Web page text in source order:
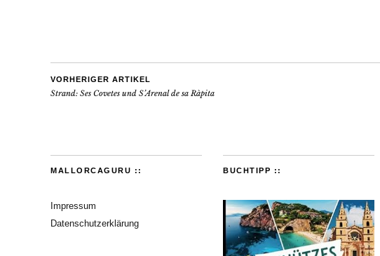
VORHERIGER ARTIKEL
Strand: Ses Covetes und S’Arenal de sa Ràpita
MALLORCAGURU ::
Impressum
Datenschutzerklärung
BUCHTIPP ::